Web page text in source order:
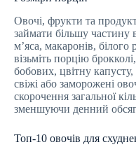
Овочі, фрукти та
займати більшу частину
м’яса, макаронів,
візьміть порцію
бобових, цвітну капусту,
свіжі або заморожені
скорочення загальної
зменшуючи денний обсяг
Топ-10 овочів для